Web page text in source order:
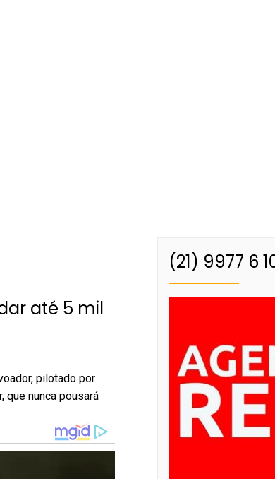
até 5 mil
pilotado por
que nunca pousará
(21) 9977 6